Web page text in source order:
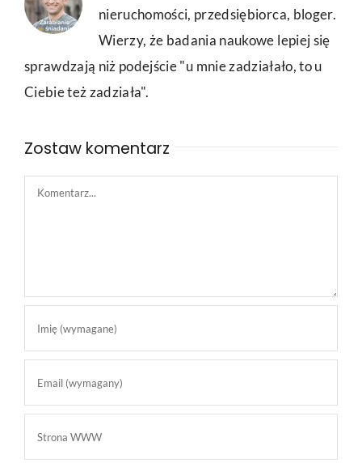
nieruchomości, przedsiębiorca, bloger.
Wierzy, że badania naukowe lepiej się
sprawdzają niż podejście "u mnie zadziałało, to u
Ciebie też zadziała".
Zostaw komentarz
Comment